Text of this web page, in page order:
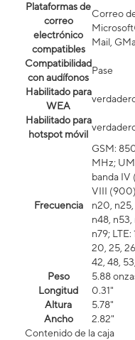
Plataformas de
correo
electrónico
compatibles
Correo
Mail,
Compatibilidad
con audífonos
Pase
Habilitado para
WEA
Habilitado para
hotspot móvil
Frecuencia
GSM:
MHz;
banda IV
VIII
n20,
n48, n53,
n79; LTE:
20, 25,
42, 48,
Peso
5.88
Longitud
0.31"
Altura
5.78"
Ancho
2.82"
Contenido de la caja